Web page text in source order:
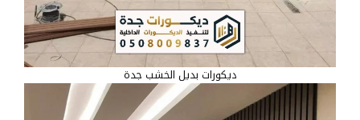
ديكورات بديل الخشب جدة